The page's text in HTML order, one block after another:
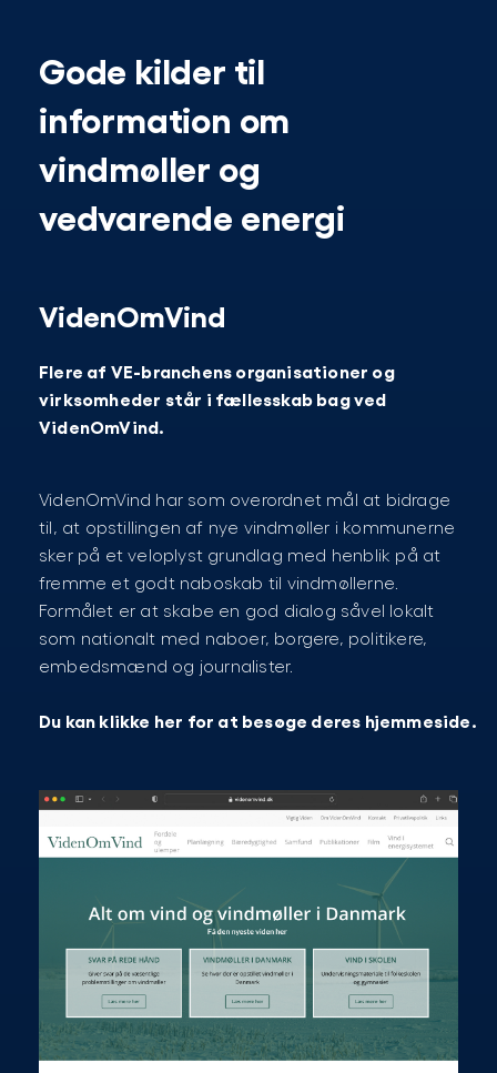
Gode kilder til
information om
vindmøller og
vedvarende energi
VidenOmVind
Flere af VE-branchens organisationer og
virksomheder står i fællesskab bag ved
VidenOmVind.
VidenOmVind har som overordnet mål at bidrage
til, at opstillingen af nye vindmøller i kommunerne
sker på et veloplyst grundlag med henblik på at
fremme et godt naboskab til vindmøllerne.
Formålet er at skabe en god dialog såvel lokalt
som nationalt med naboer, borgere, politikere,
embedsmænd og journalister.
Du kan klikke her for at besøge deres hjemmeside.